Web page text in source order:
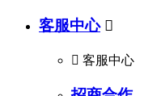
客服中心 
 客服中心